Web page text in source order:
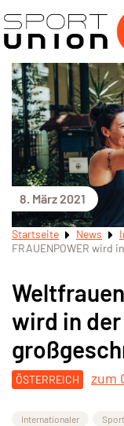
8. März 2021
Startseite News
FRAUENPOWER wird
wird in der
ÖSTERREICH zum
Internationaler